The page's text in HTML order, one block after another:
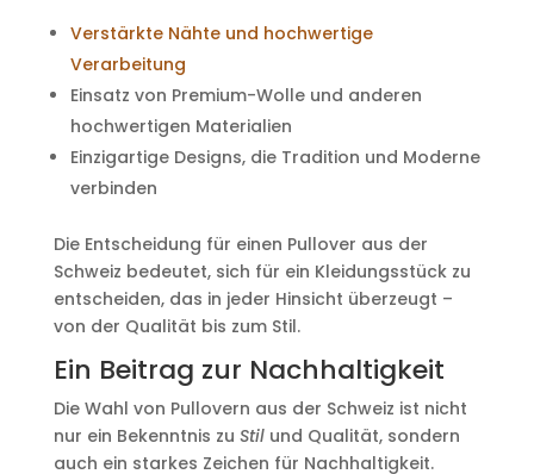
Verstärkte Nähte und hochwertige
Verarbeitung
Einsatz von Premium-Wolle und anderen
hochwertigen Materialien
Einzigartige Designs, die Tradition und Moderne
verbinden
Die Entscheidung für einen Pullover aus der
Schweiz bedeutet, sich für ein Kleidungsstück zu
entscheiden, das in jeder Hinsicht überzeugt –
von der Qualität bis zum Stil.
Ein Beitrag zur Nachhaltigkeit
Die Wahl von Pullovern aus der Schweiz ist nicht
nur ein Bekenntnis zu Stilund Qualität, sondern
auch ein starkes Zeichen für Nachhaltigkeit.